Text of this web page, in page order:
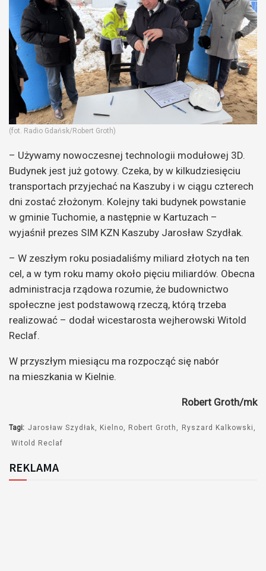
(fot. Radio Gdańsk/Robert Groth)
– Używamy nowoczesnej technologii modułowej 3D.
Budynek jest już gotowy. Czeka, by w kilkudziesięciu
transportach przyjechać na Kaszuby i w ciągu czterech
dni zostać złożonym. Kolejny taki budynek powstanie
w gminie Tuchomie, a następnie w Kartuzach –
wyjaśnił prezes SIM KZN Kaszuby Jarosław Szydłak.
– W zeszłym roku posiadaliśmy miliard złotych na ten
cel, a w tym roku mamy około pięciu miliardów. Obecna
administracja rządowa rozumie, że budownictwo
społeczne jest podstawową rzeczą, którą trzeba
realizować – dodał wicestarosta wejherowski Witold
Reclaf.
W przyszłym miesiącu ma rozpocząć się nabór
na mieszkania w Kielnie.
Robert Groth/mk
Tagi: Jarosław Szydłak Kielno Robert Groth
Ryszard Kalkowski
Witold Reclaf
REKLAMA